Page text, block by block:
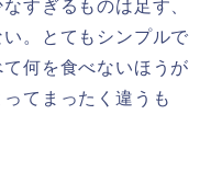
すぎるものは足す、
。とてもシンプルで
何を食べないほうが
てまったく違うも